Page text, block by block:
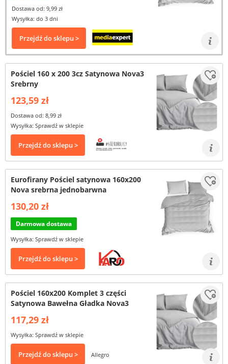
Dostawa od: 9,99 zł
Wysyłka: do 3 dni
Przejdź do sklepu >
Pościel 160 x 200 3cz Satynowa Nova3
Srebrny
123,59 zł
Dostawa od: 8,99 zł
Wysyłka: Sprawdź w sklepie
Przejdź do sklepu >
Eurofirany Pościel satynowa 160x200
Nova srebrna jednobarwna
130,20 zł
Darmowa dostawa
Wysyłka: Sprawdź w sklepie
Przejdź do sklepu >
Pościel 160x200 Komplet 3 części
Satynowa Bawełna Gładka Nova3
117,29 zł
Wysyłka: Sprawdź w sklepie
Przejdź do sklepu > Allegro